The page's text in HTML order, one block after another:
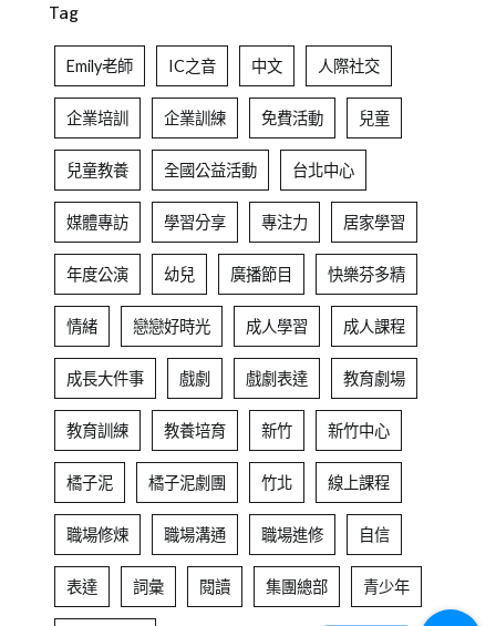
Tag
Emily老師 IC之音 中文 人際社交
企業培訓 企業訓練 免費活動 兒童
兒童教養 全國公益活動 台北中心
媒體專訪 學習分享 專注力 居家學習
年度公演 幼兒 廣播節目 快樂芬多精
情緒 戀戀好時光 成人學習 成人課程
成長大件事 戲劇 戲劇表達 教育劇場
教育訓練 教養培育 新竹 新竹中心
橘子泥 橘子泥劇團 竹北 線上課程
職場修煉 職場溝通 職場進修 自信
表達 詞彙 閱讀 集團總部 青少年